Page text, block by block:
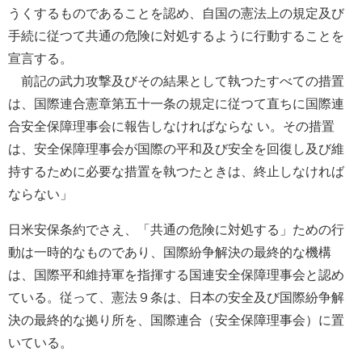
うくするものであることを認め、自国の憲法上の規定及び
手続に従つて共通の危険に対処するように行動することを
宣言する。
前記の武力攻撃及びその結果として執つたすべての措置
は、国際連合憲章第五十一条の規定に従つて直ちに国際連
合安全保障理事会に報告しなければならな い。その措置
は、安全保障理事会が国際の平和及び安全を回復し及び維
持するために必要な措置を執つたときは、終止しなければ
ならない」
日米安保条約でさえ、「共通の危険に対処する」ための行
動は一時的なものであり、国際紛争解決の最終的な機構
は、国際平和維持軍を指揮する国連安全保障理事会と認め
ている。従って、憲法９条は、日本の安全及び国際紛争解
決の最終的な拠り所を、国際連合（安全保障理事会）に置
いている。